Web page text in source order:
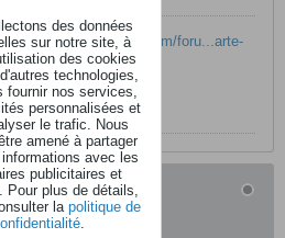
www.audiokeys.net/forum/foru...arte-
foru...ttre-un-avatar
des données
sur notre site, à
des cookies
technologies,
fournir nos services,
personnalisées et
le trafic. Nous
amené à partager
avec les
publicitaires et
Pour plus de détails,
la politique de